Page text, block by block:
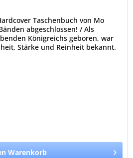
Taschenbuch von Mo
abgeschlossen! / Als
Königreichs geboren, war
Stärke und Reinheit bekannt.
Warenkorb